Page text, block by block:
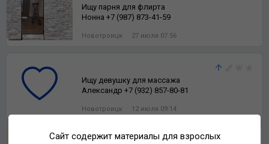
Ищу парня для флирта
Нонна +7 (987) 873-41-59
Новотроицк 27 июля 07:56
Ищу девушку для массажа
Александр +7 (932) 857-80-81
Новотроицк 12 июля 09:14
Сайт содержит материалы для взрослых